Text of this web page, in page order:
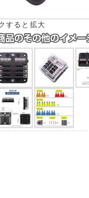
すると拡大